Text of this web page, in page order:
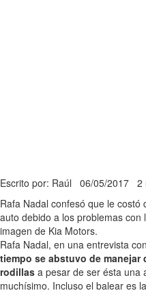
Escrito por: Raúl 06/05/2017 2
Rafa Nadal confesó que le
auto debido a los problemas
imagen de Kia Motors.
Rafa Nadal, en una entrevista
tiempo se abstuvo de
rodillas a pesar de ser ésta una
muchísimo. Incluso el balear es